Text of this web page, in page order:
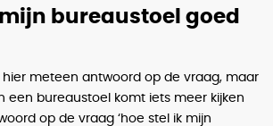
bureaustoel goed
hier meteen antwoord op de vraag, maar
een bureaustoel komt iets meer kijken
op de vraag ‘hoe stel ik mijn